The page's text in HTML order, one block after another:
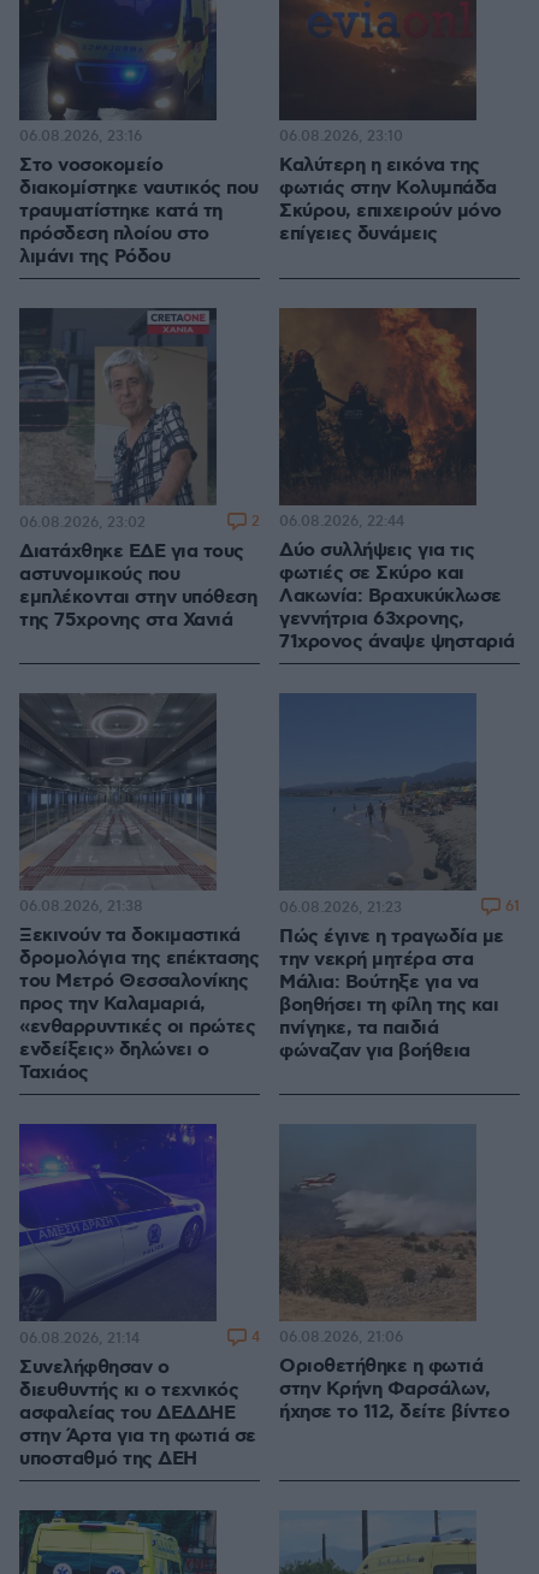
Στο νοσοκομείο
διακομίστηκε ναυτικός που
τραυματίστηκε κατά τη
πρόσδεση πλοίου στο
λιμάνι της Ρόδου
06.08.2026, 23:16
Καλύτερη η εικόνα της
φωτιάς στην Κολυμπάδα
Σκύρου, επιχειρούν μόνο
επίγειες δυνάμεις
06.08.2026, 23:10
Διατάχθηκε ΕΔΕ για τους
αστυνομικούς που
εμπλέκονται στην υπόθεση
της 75χρονης στα Χανιά
06.08.2026, 23:02 2
Δύο συλλήψεις για τις
φωτιές σε Σκύρο και
Λακωνία: Βραχυκύκλωσε
γεννήτρια 63χρονης,
71χρονος άναψε ψησταριά
06.08.2026, 22:44
Ξεκινούν τα δοκιμαστικά
δρομολόγια της επέκτασης
του Μετρό Θεσσαλονίκης
προς την Καλαμαριά,
«ενθαρρυντικές οι πρώτες
ενδείξεις» δηλώνει ο
Ταχιάος
06.08.2026, 21:38
Πώς έγινε η τραγωδία με
την νεκρή μητέρα στα
Μάλια: Βούτηξε για να
βοηθήσει τη φίλη της και
πνίγηκε, τα παιδιά
φώναζαν για βοήθεια
06.08.2026, 21:23 61
Συνελήφθησαν ο
διευθυντής κι ο τεχνικός
ασφαλείας του ΔΕΔΔΗΕ
στην Άρτα για τη φωτιά σε
υποσταθμό της ΔΕΗ
06.08.2026, 21:14 4
Οριοθετήθηκε η φωτιά
στην Κρήνη Φαρσάλων,
ήχησε το 112, δείτε βίντεο
06.08.2026, 21:06